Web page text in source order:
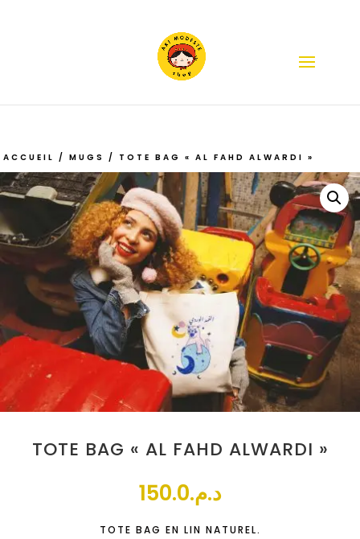
ACCUEIL / MUGS / TOTE BAG « AL FAHD ALWARDI »
TOTE BAG « AL FAHD ALWARDI »
د.م.150.0
TOTE BAG EN LIN NATUREL.